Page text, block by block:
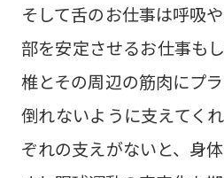
そして舌のお仕事は呼吸
部を安定させるお仕事も
椎とその周辺の筋肉にプ
倒れないように支えてく
ぞれの支えがないと、身